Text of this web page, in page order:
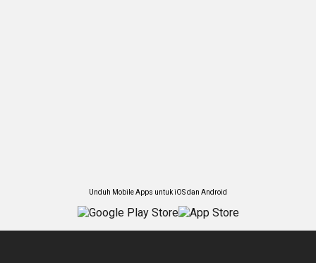
Unduh Mobile Apps untuk iOS dan Android